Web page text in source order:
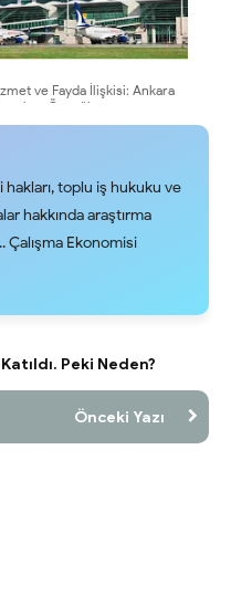
ve Fayda İlişkisi: Ankara
Örneği
toplu iş hukuku ve
hakkında araştırma
Çalışma Ekonomisi
Peki Neden?
Önceki Yazı